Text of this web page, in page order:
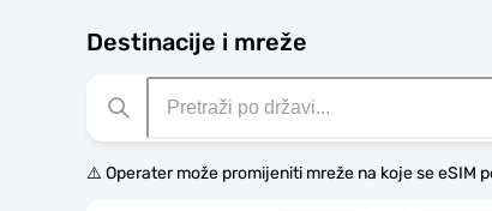
Destinacije i mreže
⚠️ Operater može promijeniti mreže na koje se eSIM